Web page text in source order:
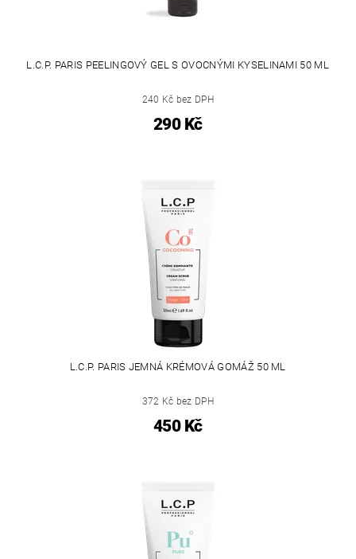
L.C.P. PARIS PEELINGOVÝ GEL S OVOCNÝMI KYSELINAMI 50 ML
240 Kč bez DPH
290 Kč
L.C.P. PARIS JEMNÁ KRÉMOVÁ GOMÁŽ 50 ML
372 Kč bez DPH
450 Kč